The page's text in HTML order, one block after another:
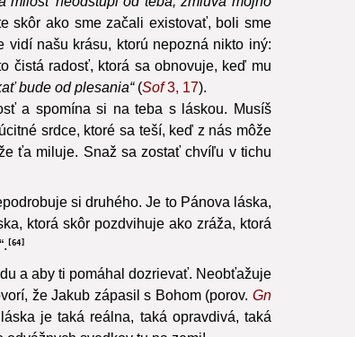
milosť neodstúpi od teba, zmluva môjho
skôr ako sme začali existovať, boli sme
vidí našu krásu, ktorú nepozná nikto iný:
čistá radosť, ktorá sa obnovuje, keď mu
bude od plesania“ (Sof 3, 17 ).
a spomína si na teba s láskou. Musíš
srdce, ktoré sa teší, keď z nás môže
ťa miluje. Snaž sa zostať chvíľu v tichu
si druhého. Je to Pánova láska,
ktorá skôr pozdvihuje ako zráža, ktorá
a aby ti pomáhal dozrievať. Neobťažuje
že Jakub zápasil s Bohom (porov. Gn
je taká reálna, taká opravdivá, taká